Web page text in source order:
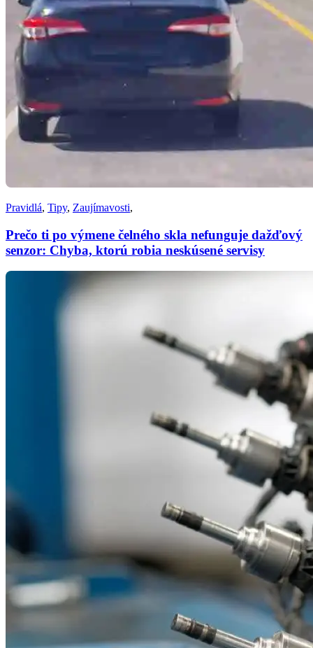
Pravidlá, Tipy, Zaujímavosti,
Prečo ti po výmene čelného skla nefunguje dažďový
senzor: Chyba, ktorú robia neskúsené servisy